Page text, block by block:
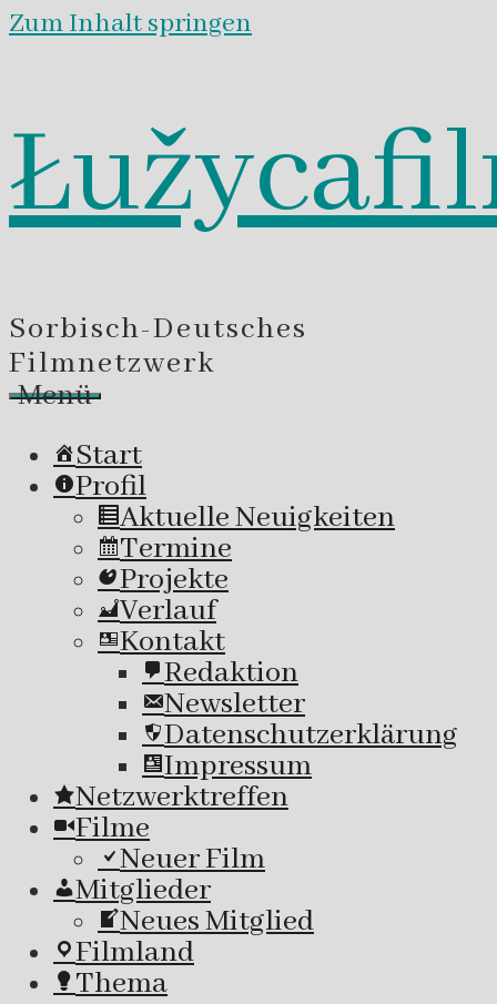
Zum Inhalt springen
Sorbisch-Deutsches
Filmnetzwerk
Menü
Start
Profil
Aktuelle Neuigkeiten
Termine
Projekte
Verlauf
Kontakt
Redaktion
Newsletter
Datenschutzerklärung
Impressum
Netzwerktreffen
Filme
Neuer Film
Mitglieder
Neues Mitglied
Filmland
Thema